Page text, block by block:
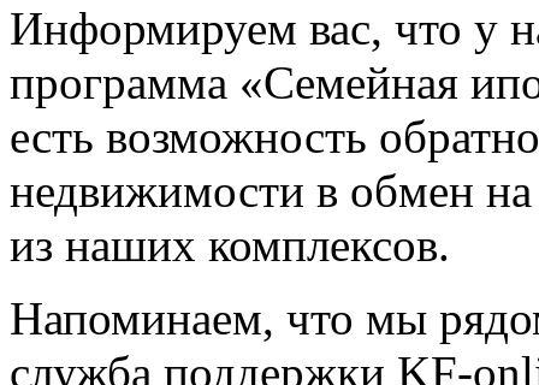
Информируем вас, что у
программа «Семейная
есть возможность
недвижимости в обмен
из наших комплексов.
Напоминаем, что мы
служба поддержки KF-